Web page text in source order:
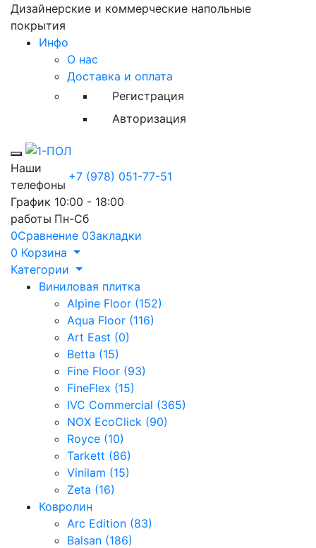
Дизайнерские и коммерческие напольные
покрытия
Инфо
О нас
Доставка и оплата
Регистрация
Авторизация
Toggle mobile menu
Наши
телефоны
+7 (978) 051-77-51
График
работы
10:00 - 18:00
Пн-Сб
0Сравнение 0Закладки
0 Корзина
Категории
Виниловая плитка
Alpine Floor (152)
Aqua Floor (116)
Art East (0)
Betta (15)
Fine Floor (93)
FineFlex (15)
IVC Commercial (365)
NOX EcoClick (90)
Royce (10)
Tarkett (86)
Vinilam (15)
Zeta (16)
Ковролин
Arc Edition (83)
Balsan (186)